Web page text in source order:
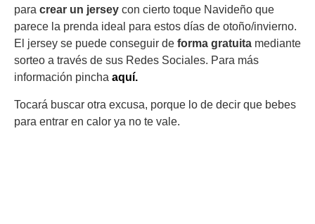
para crear un jersey con cierto toque Navideño que
parece la prenda ideal para estos días de otoño/invierno.
El jersey se puede conseguir de forma gratuita mediante
sorteo a través de sus Redes Sociales. Para más
información pincha aquí.
Tocará buscar otra excusa, porque lo de decir que bebes
para entrar en calor ya no te vale.